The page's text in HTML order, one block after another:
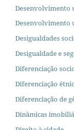
Desenvolvimento
Desenvolvimento
Desigualdades
Desigualdade e
Diferenciação
Diferenciação
Diferenciação de
Dinâmicas